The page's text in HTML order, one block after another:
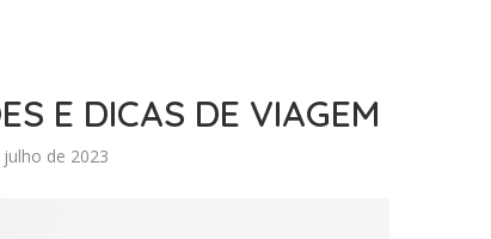
E DICAS DE VIAGEM
julho de 2023